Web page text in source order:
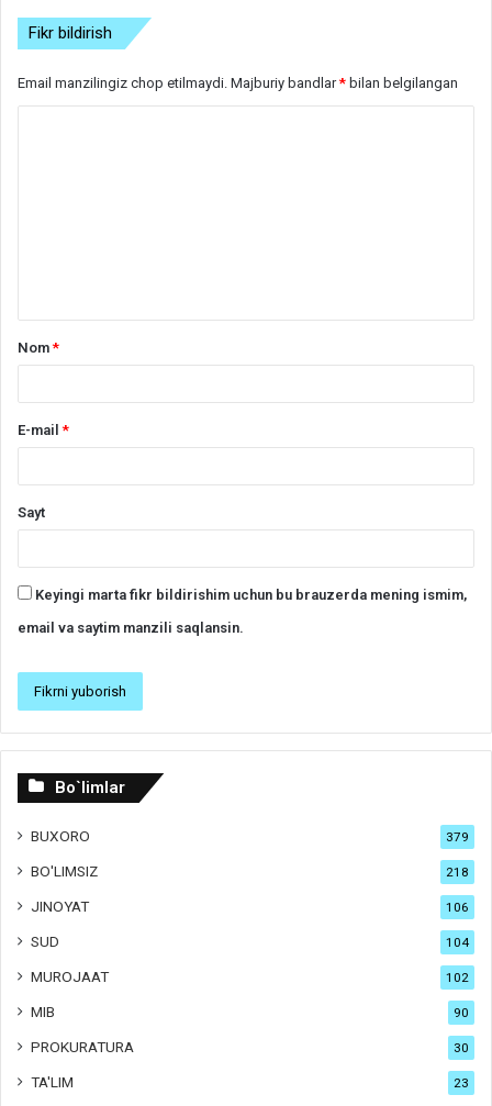
Fikr bildirish
Email manzilingiz chop etilmaydi. Majburiy bandlar* bilan belgilangan
Nom*
E-mail*
Sayt
Keyingi marta fikr bildirishim uchun bu brauzerda mening ismim,
email va saytim manzili saqlansin.
Bo`limlar
BUXORO 379
BO'LIMSIZ 218
JINOYAT 106
SUD 104
MUROJAAT 102
MIB 90
PROKURATURA 30
TA'LIM 23